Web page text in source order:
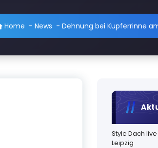
Home - News - Dehnung bei Kupferrinne
Style Dach
Leipzig